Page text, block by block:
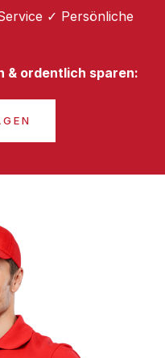
✓ Persönliche
& ordentlich sparen: